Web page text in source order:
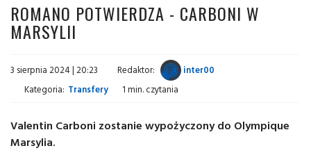
ROMANO POTWIERDZA - CARBONI W
MARSYLII
3 sierpnia 2024 | 20:23 Redaktor:
inter00
Kategoria: Transfery 1 min. czytania
Valentin Carboni zostanie wypożyczony do Olympique
Marsylia.